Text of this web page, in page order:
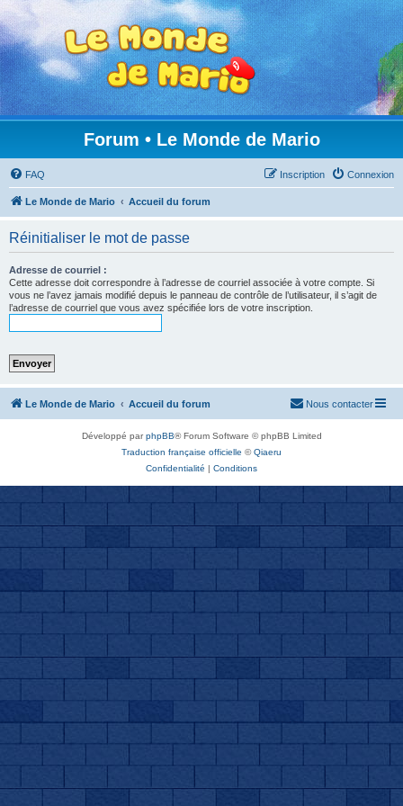
Forum • Le Monde de Mario
FAQ Connexion
Inscription
Le Monde de Mario Accueil du forum
Réinitialiser le mot de passe
Adresse de courriel :
Cette adresse doit correspondre à l’adresse de courriel associée à votre compte. Si
vous ne l’avez jamais modifié depuis le panneau de contrôle de l’utilisateur, il s’agit de
l’adresse de courriel que vous avez spécifiée lors de votre inscription.
Le Monde de Mario Accueil du forum Nous contacter
Développé parphpBB® Forum Software © phpBB Limited
Traduction française officielle ©Qiaeru
Confidentialité | Conditions